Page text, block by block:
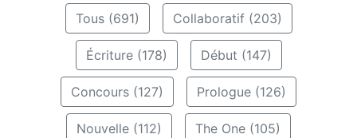
Tous (691) Collaboratif (203)
Écriture (178) Début (147)
Concours (127) Prologue (126)
Nouvelle (112) The One (105)